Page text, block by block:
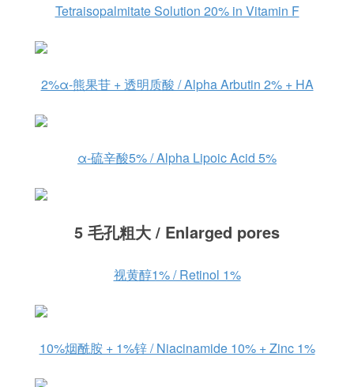
Tetraisopalmitate Solution 20% in Vitamin F
2%α-熊果苷 + 透明质酸 / Alpha Arbutin 2% + HA
α-硫辛酸5% / Alpha Lipoic Acid 5%
5 毛孔粗大 / Enlarged pores
视黄醇1% / Retinol 1%
10%烟酰胺 + 1%锌 / Niacinamide 10% + Zinc 1%